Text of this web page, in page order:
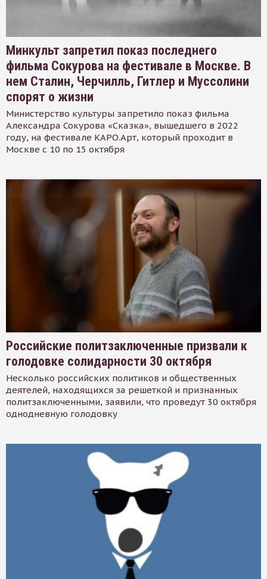
Минкульт запретил показ последнего
фильма Сокурова на фестивале в Москве. В
нем Сталин, Черчилль, Гитлер и Муссолини
спорят о жизни
Министерство культуры запретило показ фильма
Александра Сокурова «Сказка», вышедшего в 2022
году, на фестивале КАРО.Арт, который проходит в
Москве с 10 по 15 октября
Российские политзаключенные призвали к
голодовке солидарности 30 октября
Несколько российских политиков и общественных
деятелей, находящихся за решеткой и признанных
политзаключенными, заявили, что проведут 30 октября
однодневную голодовку